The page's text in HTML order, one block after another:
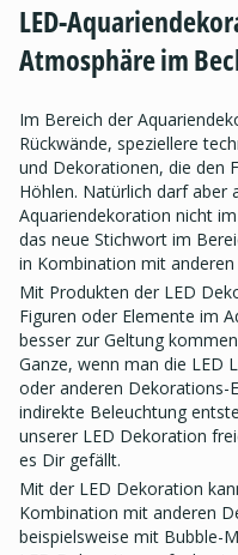
LED-
Atmosphäre im
Im Bereich der
Rückwände, speziellere
und Dekorationen, die den
Höhlen. Natürlich darf aber
Aquariendekoration nicht
das neue Stichwort im
in Kombination mit
Mit Produkten der LED
Figuren oder Elemente im
besser zur Geltung
Ganze, wenn man die LED
oder anderen Dekorations-
indirekte Beleuchtung
unserer LED Dekoration
es Dir gefällt.
Mit der LED Dekoration
Kombination mit anderen
beispielsweise mit Bubble-